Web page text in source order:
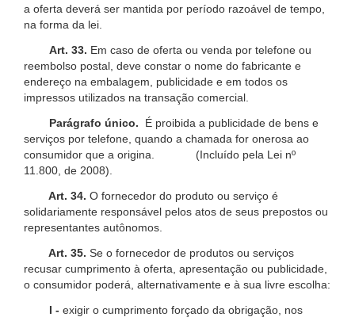
a oferta deverá ser mantida por período razoável de tempo,
na forma da lei.
Art. 33. Em caso de oferta ou venda por telefone ou
reembolso postal, deve constar o nome do fabricante e
endereço na embalagem, publicidade e em todos os
impressos utilizados na transação comercial.
Parágrafo único.
É proibida a publicidade de bens e
serviços por telefone, quando a chamada for onerosa ao
consumidor que a origina. (Incluído pela Lei nº
11.800, de 2008).
Art. 34. O fornecedor do produto ou serviço é
solidariamente responsável pelos atos de seus prepostos ou
representantes autônomos.
Art. 35. Se o fornecedor de produtos ou serviços
recusar cumprimento à oferta, apresentação ou publicidade,
o consumidor poderá, alternativamente e à sua livre escolha:
I - exigir o cumprimento forçado da obrigação, nos